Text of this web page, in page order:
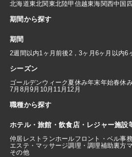
北海道東北関東北陸甲信越東海関西中国
期間から探す
期間
2週間以内1ヶ月前後2，3ヶ月 6ヶ月以内6
シーズン
ゴールデンウィーク 夏休み年末年始春休
7月 8月9月 10月 11月 12月
職種から探す
ホテル・旅館・飲食店・レジャー施設
仲居 レストランホールフロント・ベル事
エステ・マッサージ調理・調理補助裏方
その他